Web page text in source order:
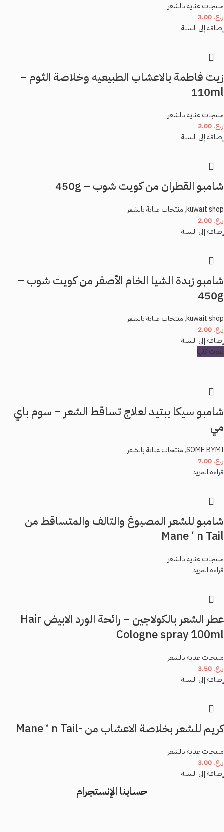
احفظ اسمي، بريدي الإلكتروني، والموقع الإلكتروني في هذا المتصفح لاستخدامها المرة
منتجات عناية بالشعر
ر.ع.
إضافة إلى السلة
زيت فاطمة بالاعشاب الطبيعيه وخلاصة الثوم –
110ml
منتجات عناية بالشعر
ر.ع.
إضافة إلى السلة
شامبو القطران من كويت شوب – 450g
kuwait shop
,منتجات عناية بالشعر
ر.ع.
إضافة إلى السلة
شامبو زبدة الشيا الخام الأصفر من كويت شوب –
450g
kuwait shop
,منتجات عناية بالشعر
ر.ع.
إضافة إلى السلة
بيعت كلها
شامبو سيكا ببتيد لعلاج تساقط الشعر – سوم باي
مي
SOME BYMI
,منتجات عناية بالشعر
ر.ع.
قراءة المزيد
شامبو للشعر المصبوغ والتالف والمتساقط من
Mane ‘ n Tail
منتجات عناية بالشعر
قراءة المزيد
عطر الشعر بالكولاجين – رائحة الورد الابيض Hair
Cologne spray 100ml
منتجات عناية بالشعر
ر.ع.
إضافة إلى السلة
كريم للشعر بخلاصة الاعشاب من -Mane ‘ n Tail
منتجات عناية بالشعر
ر.ع.
إضافة إلى السلة
حسابنا الإنستجرام